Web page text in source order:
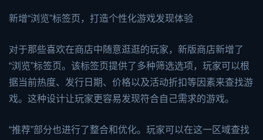
新增“浏览”标签页，打造个性化游戏发现体验
对于那些喜欢在商店中随意逛逛的玩家，新版商店新增了
“浏览”标签页。该标签页提供了多种筛选选项，玩家可以根
据当前热度、发行日期、价格以及活动折扣等因素来查找游
戏。这种设计让玩家更容易发现符合自己需求的游戏。
“推荐”部分也进行了整合和优化。玩家可以在这一区域查找